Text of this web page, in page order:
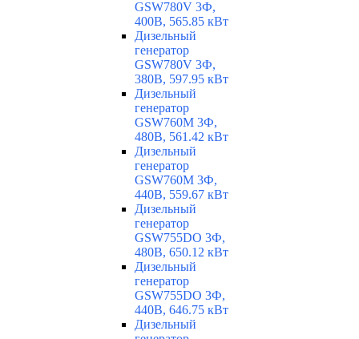
GSW780V 3Ф,
400В, 565.85 кВт
Дизельный
генератор
GSW780V 3Ф,
380В, 597.95 кВт
Дизельный
генератор
GSW760M 3Ф,
480В, 561.42 кВт
Дизельный
генератор
GSW760M 3Ф,
440В, 559.67 кВт
Дизельный
генератор
GSW755DO 3Ф,
480В, 650.12 кВт
Дизельный
генератор
GSW755DO 3Ф,
440В, 646.75 кВт
Дизельный